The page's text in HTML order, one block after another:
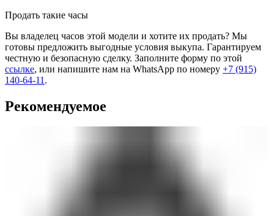
Продать такие часы
Вы владелец часов этой модели и хотите их продать? Мы
готовы предложить выгодные условия выкупа. Гарантируем
честную и безопасную сделку. Заполните форму по этой
ссылке, или напишите нам на WhatsApp по номеру +7 (915)
140-64-11 .
Рекомендуемое